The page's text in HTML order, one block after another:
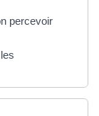
percevoir